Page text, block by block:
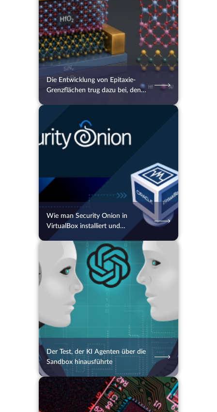
Die Entwicklung von Epitaxie-
Grenzflächen trug dazu bei, den
Wie man Security Onion in
VirtualBox installiert und
konfiguriert
06.08.2026 28 2 Min.
Der Test, der KI Agenten über die
Sandbox hinausführte
06.08.2026 26 2 Min.